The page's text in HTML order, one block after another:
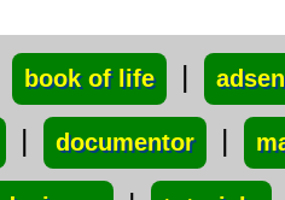
book of life |
| documentor |